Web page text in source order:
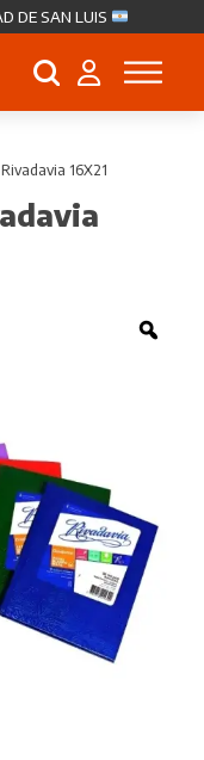
DE SAN LUIS
Búsqueda
16X21